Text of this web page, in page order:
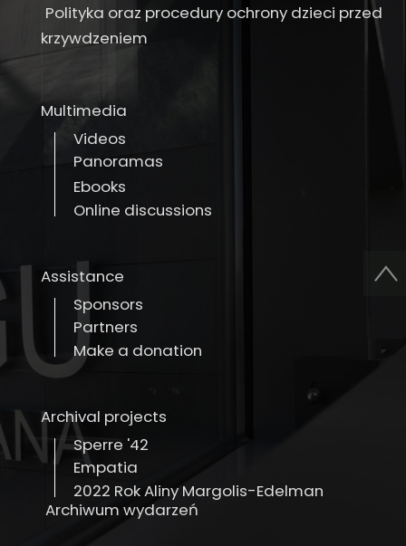
Polityka oraz procedury ochrony dzieci przed
krzywdzeniem
Multimedia
Videos
Panoramas
Ebooks
Online discussions
Assistance
Sponsors
Partners
Make a donation
Archival projects
Sperre '42
Empatia
2022 Rok Aliny Margolis-Edelman
Archiwum wydarzeń